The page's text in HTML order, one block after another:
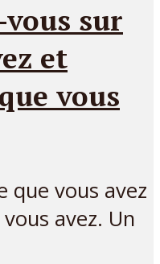
vous sur
et
vous
que vous avez
avez. Un